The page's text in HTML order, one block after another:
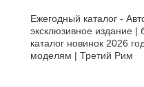
Ежегодный каталог -
эксклюзивное издание
каталог новинок 2026
моделям | Третий Рим